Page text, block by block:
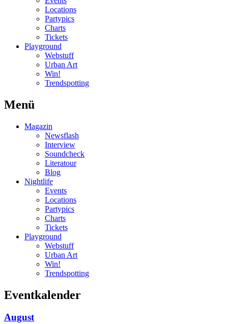
Locations
Partypics
Charts
Tickets
Playground
Webstuff
Urban Art
Win!
Trendspotting
Menü
Magazin
Newsflash
Interview
Soundcheck
Literatour
Blog
Nightlife
Events
Locations
Partypics
Charts
Tickets
Playground
Webstuff
Urban Art
Win!
Trendspotting
Eventkalender
August